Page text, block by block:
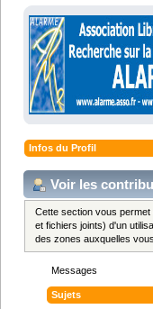
Infos du Profil
Voir les
Cette section vous
et fichiers joints) d'un
des zones auxquelles
Messages
Sujets